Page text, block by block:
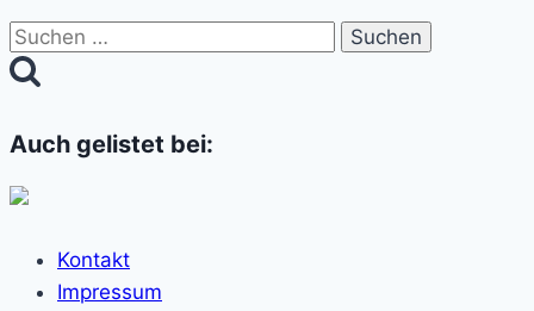
Suchen
nach:
Auch gelistet bei:
Kontakt
Impressum